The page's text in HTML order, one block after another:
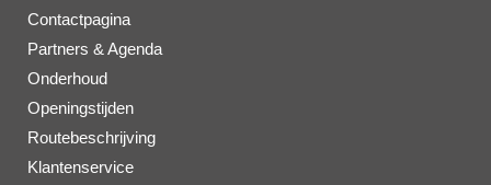
Contactpagina
Partners & Agenda
Onderhoud
Openingstijden
Routebeschrijving
Klantenservice